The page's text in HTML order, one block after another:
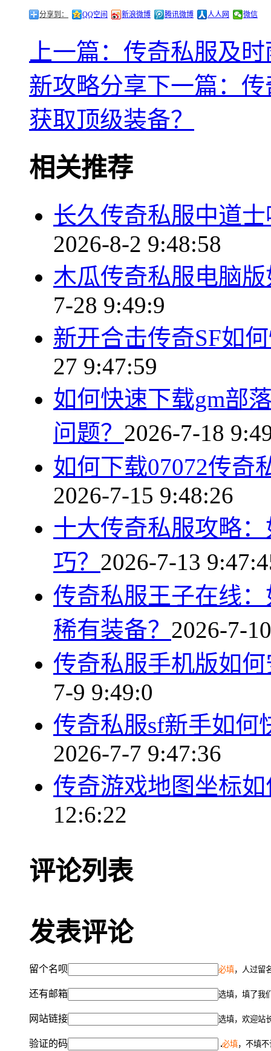
分享到： QQ空间 新浪微博 腾讯微博 人人网 微信
上一篇：传奇私服及
新攻略分享下一篇：
获取顶级装备？
相关推荐
长久传奇私服中道
2026-8-2 9:48:58
木瓜传奇私服电脑
7-28 9:49:9
新开合击传奇SF如
27 9:47:59
如何快速下载gm部
问题？ 2026-7-18
如何下载07072传奇
2026-7-15 9:48:26
十大传奇私服攻略
巧？ 2026-7-13
传奇私服王子在线
稀有装备？ 2026-7-
传奇私服手机版如
7-9 9:49:0
传奇私服sf新手如何
2026-7-7 9:47:36
传奇游戏地图坐标
12:6:22
评论列表
发表评论
留个名呗 必填，人过留
还有邮箱 选填，填了我
网站链接 选填，欢迎站
验证的码 必填，不填